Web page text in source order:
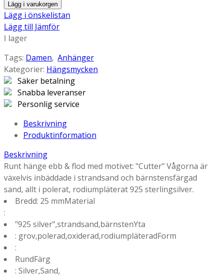
Lägg i varukorgen
Lägg i önskelistan
Lägg till Jämför
I lager
Tags: Damen, Anhänger
Kategorier: Hängsmycken
Säker betalning
Snabba leveranser
Personlig service
Beskrivning
Produktinformation
Beskrivning
Runt hänge ebb & flod med motivet: "Cutter" Vågorna är
växelvis inbäddade i strandsand och bärnstensfärgad
sand, allt i polerat, rodiumpläterat 925 sterlingsilver.
Bredd: 25 mmMaterial
:
"925 silver",strandsand,bärnstenYta
: grov,polerad,oxiderad,rodiumpläteradForm
:
RundFärg
: Silver,Sand,